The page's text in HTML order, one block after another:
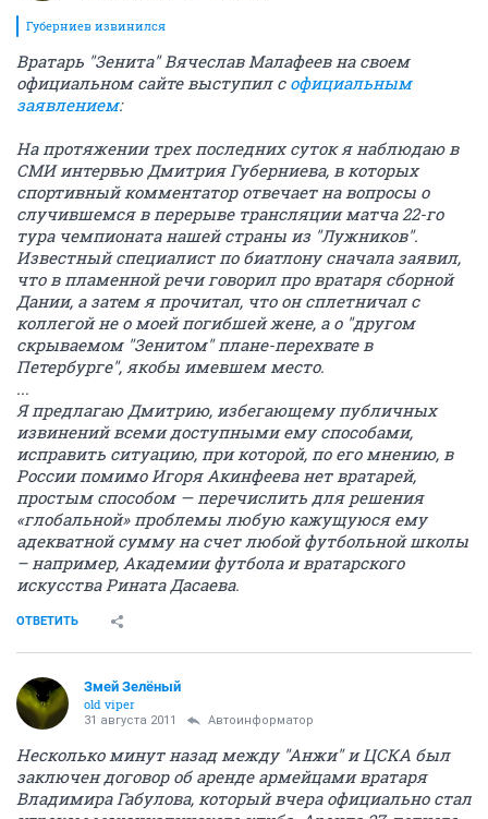
Губерниев извинился
Вратарь "Зенита" Вячеслав Малафеев на своем
официальном сайте выступил с официальным
заявлением:
На протяжении трех последних суток я наблюдаю в
СМИ интервью Дмитрия Губерниева, в которых
спортивный комментатор отвечает на вопросы о
случившемся в перерыве трансляции матча 22-го
тура чемпионата нашей страны из "Лужников".
Известный специалист по биатлону сначала заявил,
что в пламенной речи говорил про вратаря сборной
Дании, а затем я прочитал, что он сплетничал с
коллегой не о моей погибшей жене, а о "другом
скрываемом "Зенитом" плане-перехвате в
Петербурге", якобы имевшем место.
...
Я предлагаю Дмитрию, избегающему публичных
извинений всеми доступными ему способами,
исправить ситуацию, при которой, по его мнению, в
России помимо Игоря Акинфеева нет вратарей,
простым способом — перечислить для решения
«глобальной» проблемы любую кажущуюся ему
адекватной сумму на счет любой футбольной школы
– например, Академии футбола и вратарского
искусства Рината Дасаева.
ОТВЕТИТЬ
Змей Зелёный
old viper
31 августа 2011 Автоинформатор
Несколько минут назад между "Анжи" и ЦСКА был
заключен договор об аренде армейцами вратаря
Владимира Габулова, который вчера официально стал